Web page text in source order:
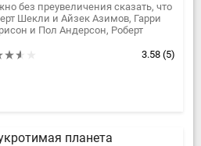
без преувеличения сказать, что
Шекли и Айзек Азимов, Гарри
и Пол Андерсон, Роберт
великих мастеров, работы...3.58 (5)
планета